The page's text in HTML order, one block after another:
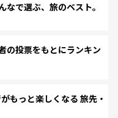
で選ぶ、旅のベスト。
投票をもとにランキン
っと楽しくなる 旅先・